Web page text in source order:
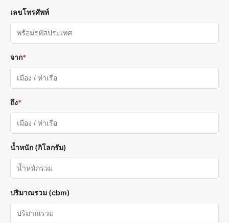
เลขโทรศัพท์
จาก*
ถึง*
น้ำหนัก (กิโลกรัม)
ปริมาณรวม (cbm)